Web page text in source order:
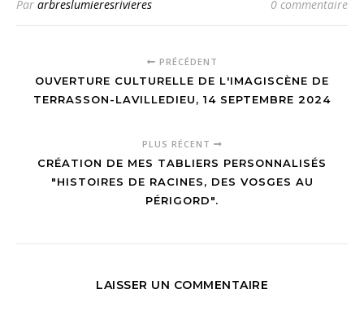
Par arbreslumieresrivieres 0 commentaire
PRÉCÉDENT
OUVERTURE CULTURELLE DE L'IMAGISCÈNE DE
TERRASSON-LAVILLEDIEU, 14 SEPTEMBRE 2024
PLUS RÉCENT
CRÉATION DE MES TABLIERS PERSONNALISÉS
"HISTOIRES DE RACINES, DES VOSGES AU
PÉRIGORD".
LAISSER UN COMMENTAIRE